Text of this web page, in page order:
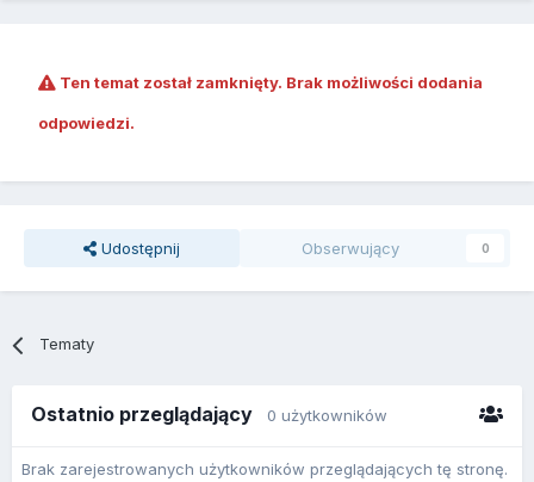
Ten temat został zamknięty. Brak możliwości dodania
odpowiedzi.
Udostępnij Obserwujący 0
Tematy
Ostatnio przeglądający 0 użytkowników
Brak zarejestrowanych użytkowników przeglądających tę stronę.